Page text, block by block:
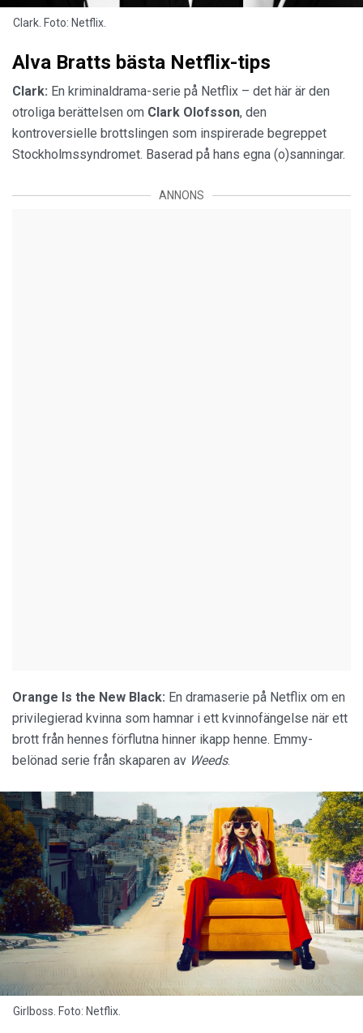
Clark. Foto: Netflix.
Alva Bratts bästa Netflix-tips
Clark: En kriminaldrama-serie på Netflix – det här är den
otroliga berättelsen om Clark Olofsson, den
kontroversielle brottslingen som inspirerade begreppet
Stockholmssyndromet. Baserad på hans egna (o)sanningar.
ANNONS
Orange Is the New Black: En dramaserie på Netflix om en
privilegierad kvinna som hamnar i ett kvinnofängelse när ett
brott från hennes förflutna hinner ikapp henne. Emmy-
belönad serie från skaparen av Weeds.
Girlboss. Foto: Netflix.